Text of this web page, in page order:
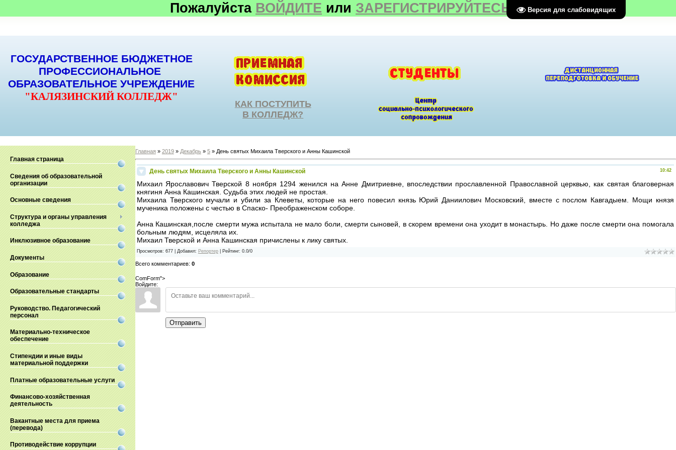
Версия для слабовидящих
Пожалуйста ВОЙДИТЕ или ЗАРЕГИСТРИРУЙТЕСЬ
ГОСУДАРСТВЕННОЕ БЮДЖЕТНОЕ
ПРОФЕССИОНАЛЬНОЕ
ОБРАЗОВАТЕЛЬНОЕ УЧРЕЖДЕНИЕ
"КАЛЯЗИНСКИЙ КОЛЛЕДЖ"
КАК ПОСТУПИТЬ
В КОЛЛЕДЖ?
Главная страница
Сведения об образовательной
организации
Основные сведения
Структура и органы управления
колледжа
Инклюзивное образование
Документы
Образование
Образовательные стандарты
Руководство. Педагогический
персонал
Материально-техническое
обеспечение
Стипендии и иные виды
материальной поддержки
Платные образовательные услуги
Финансово-хозяйственная
деятельность
Вакантные места для приема
(перевода)
Противодействие коррупции
Главная» 2019 » Декабрь » 5» День святых Михаила Тверского и Анны Кашинской
10:42
День святых Михаила Тверского и Анны Кашинской
Михаил Ярославович Тверской 8 ноября 1294 женился на Анне Дмитриевне, впоследствии прославленной Православной церквью, как святая благоверная
княгиня Анна Кашинская. Судьба этих людей не простая.
Михаила Тверского мучали и убили за Клеветы, которые на него повесил князь Юрий Даниилович Московский, вместе с послом Кавгадыем. Мощи князя
мученика положены с честью в Спаско- Преображенском соборе.
Анна Кашинская,после смерти мужа испытала не мало боли, смерти сыновей, в скорем времени она уходит в монастырь. Но даже после смерти она помогала
больным людям, исцеляла их.
Михаил Тверской и Анна Кашинская причислены к лику святых.
Просмотров: 677| Добавил: Репортер Рейтинг: 0.0/0
Всего комментариев: 0
ComForm">
Войдите:
Отправить